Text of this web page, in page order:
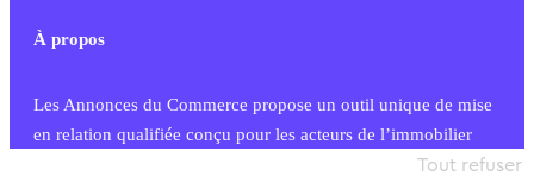
À propos
Les Annonces du Commerce propose un outil unique de mise
en relation qualifiée conçu pour les acteurs de l’immobilier
commercial et les collectivités territoriales, simple et intégrant
Tout refuser